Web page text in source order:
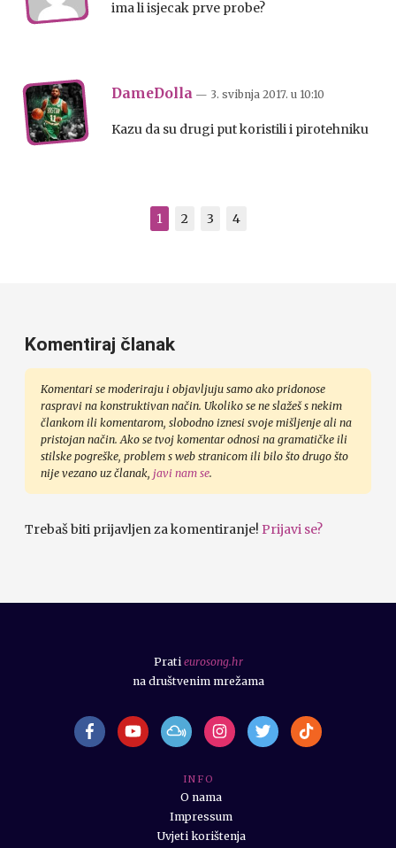
ima li isjecak prve probe?
DameDolla — 3. svibnja 2017. u 10:10
Kazu da su drugi put koristili i pirotehniku
1 2 3 4
Komentiraj članak
Komentari se moderiraju i objavljuju samo ako pridonose
raspravi na konstruktivan način. Ukoliko se ne slažeš s nekim
člankom ili komentarom, slobodno iznesi svoje mišljenje ali na
pristojan način. Ako se tvoj komentar odnosi na gramatičke ili
stilske pogreške, problem s web stranicom ili bilo što drugo što
nije vezano uz članak, javi nam se.
Trebaš biti prijavljen za komentiranje! Prijavi se?
I N F O
O nama
Impressum
Uvjeti korištenja
Prati eurosong.hr
na društvenim mrežama